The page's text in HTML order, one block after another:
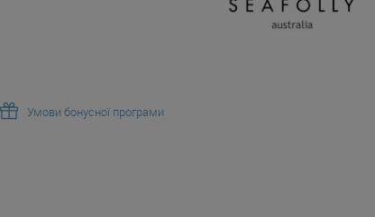
Умови бонусної програми